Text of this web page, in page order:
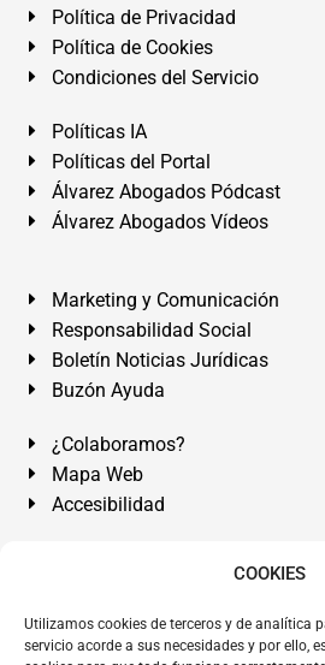
COOKIES
Utilizamos cookies de terceros y de analítica
servicio acorde a sus necesidades y por ello,
Política de Privacidad
Política de Cookies
Condiciones del Servicio
Políticas IA
Políticas del Portal
Álvarez Abogados Pódcast
Álvarez Abogados Vídeos
Marketing y Comunicación
Responsabilidad Social
Boletín Noticias Jurídicas
Buzón Ayuda
¿Colaboramos?
Mapa Web
Accesibilidad
Álvarez Abogados Tenerife:
de Tenerife. Islas Canarias.